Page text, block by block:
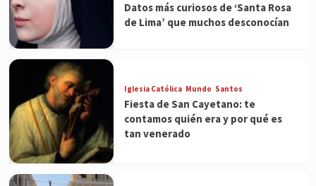
Datos más curiosos de ‘Santa Rosa
de Lima’ que muchos desconocían
Iglesia Católica Mundo Santos
Fiesta de San Cayetano: te
contamos quién era y por qué es
tan venerado